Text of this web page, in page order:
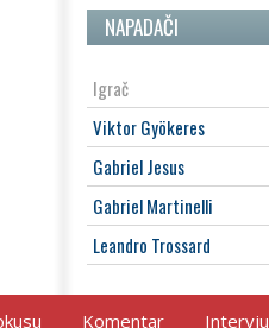
NAPADAČI
Igrač
Viktor Gyökeres
Gabriel Jesus
Gabriel Martinelli
Leandro Trossard
Komentar Intervju